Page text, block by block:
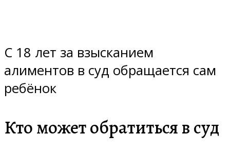
С 18 лет за взысканием
алиментов в суд обращается сам
ребёнок
Кто может обратиться в суд